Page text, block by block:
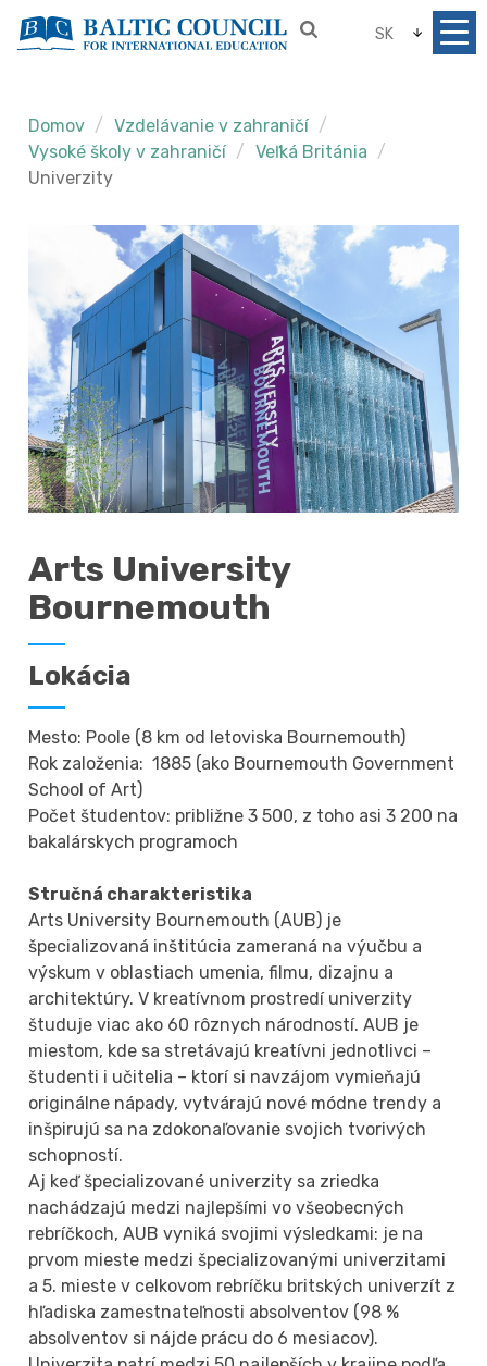
SK
Domov
Vzdelávanie v zahraničí
Vysoké školy v zahraničí
Veľká Británia
Univerzity
Arts University
Bournemouth
Lokácia
Mesto: Poole (8 km od letoviska Bournemouth)
Rok založenia: 1885 (ako Bournemouth Government
School of Art)
Počet študentov: približne 3 500, z toho asi 3 200 na
bakalárskych programoch
Stručná charakteristika
Arts University Bournemouth (AUB) je
špecializovaná inštitúcia zameraná na výučbu a
výskum v oblastiach umenia, filmu, dizajnu a
architektúry. V kreatívnom prostredí univerzity
študuje viac ako 60 rôznych národností. AUB je
miestom, kde sa stretávajú kreatívni jednotlivci –
študenti i učitelia – ktorí si navzájom vymieňajú
originálne nápady, vytvárajú nové módne trendy a
inšpirujú sa na zdokonaľovanie svojich tvorivých
schopností.
Aj keď špecializované univerzity sa zriedka
nachádzajú medzi najlepšími vo všeobecných
rebríčkoch, AUB vyniká svojimi výsledkami: je na
prvom mieste medzi špecializovanými univerzitami
a 5. mieste v celkovom rebríčku britských univerzít z
hľadiska zamestnateľnosti absolventov (98 %
absolventov si nájde prácu do 6 mesiacov).